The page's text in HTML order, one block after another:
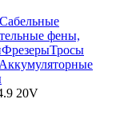
Сабельные
фены,
ФрезерыТросы
Аккумуляторные
20V